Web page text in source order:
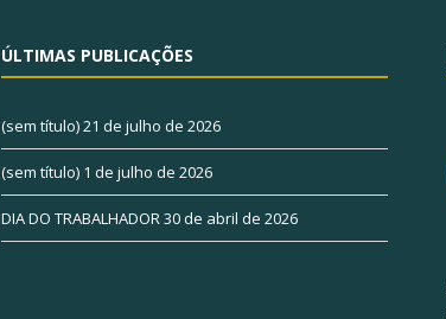
ÚLTIMAS PUBLICAÇÕES
(sem título)21 de julho de 2026
(sem título) 1 de julho de 2026
DIA DO TRABALHADOR30 de abril de 2026